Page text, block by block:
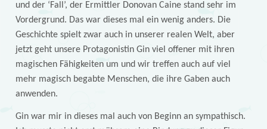
und der ‘Fall’, der Ermittler Donovan Caine stand sehr im
Vordergrund. Das war dieses mal ein wenig anders. Die
Geschichte spielt zwar auch in unserer realen Welt, aber
jetzt geht unsere Protagonistin Gin viel offener mit ihren
magischen Fähigkeiten um und wir treffen auch auf viel
mehr magisch begabte Menschen, die ihre Gaben auch
anwenden.
Gin war mir in dieses mal auch von Beginn an sympathisch.